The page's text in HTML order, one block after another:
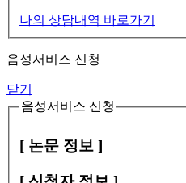
나의 상담내역 바로가기
음성서비스 신청
닫기
음성서비스 신청
[ 논문 정보 ]